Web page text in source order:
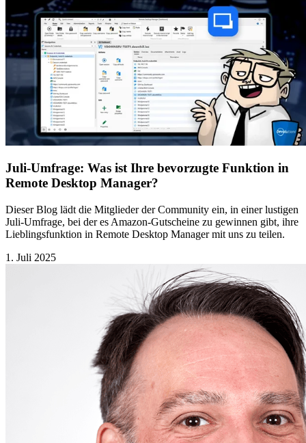
Juli-Umfrage: Was ist Ihre bevorzugte Funktion in
Remote Desktop Manager?
Dieser Blog lädt die Mitglieder der Community ein, in einer lustigen
Juli-Umfrage, bei der es Amazon-Gutscheine zu gewinnen gibt, ihre
Lieblingsfunktion in Remote Desktop Manager mit uns zu teilen.
1. Juli 2025